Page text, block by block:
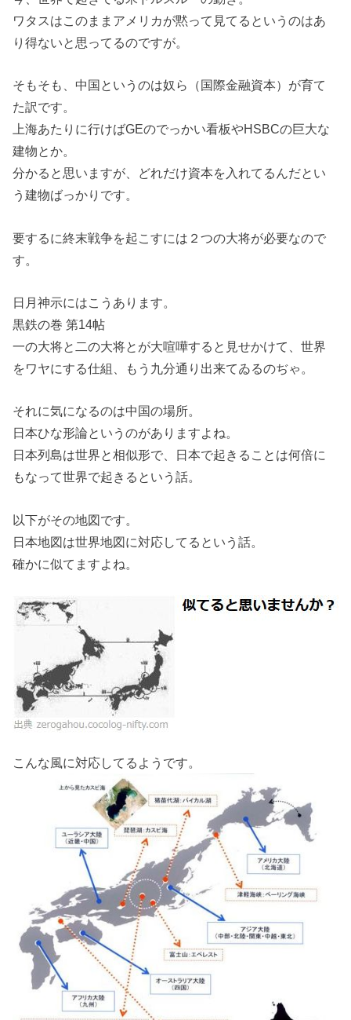
ワタスはこのままアメリカが黙って見てるというのはあ
り得ないと思ってるのですが。
そもそも、中国というのは奴ら（国際金融資本）が育て
た訳です。
上海あたりに行けばGEのでっかい看板やHSBCの巨大な
建物とか。
分かると思いますが、どれだけ資本を入れてるんだとい
う建物ばっかりです。
要するに終末戦争を起こすには２つの大将が必要なので
す。
日月神示にはこうあります。
黒鉄の巻 第14帖
一の大将と二の大将とが大喧嘩すると見せかけて、世界
をワヤにする仕組、もう九分通り出来てゐるのぢゃ。
それに気になるのは中国の場所。
日本ひな形論というのがありますよね。
日本列島は世界と相似形で、日本で起きることは何倍に
もなって世界で起きるという話。
以下がその地図です。
日本地図は世界地図に対応してるという話。
確かに似てますよね。
こんな風に対応してるようです。